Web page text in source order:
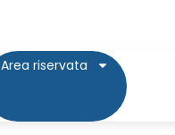
Area riservata